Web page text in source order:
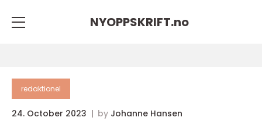
NYOPPSKRIFT.no
redaktionel
24. October 2023 by Johanne Hansen